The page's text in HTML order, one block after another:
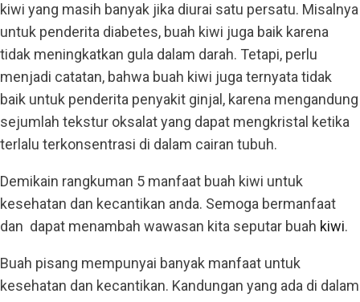
kiwi yang masih banyak jika diurai satu persatu. Misalnya
untuk penderita diabetes, buah kiwi juga baik karena
tidak meningkatkan gula dalam darah. Tetapi, perlu
menjadi catatan, bahwa buah kiwi juga ternyata tidak
baik untuk penderita penyakit ginjal, karena mengandung
sejumlah tekstur oksalat yang dapat mengkristal ketika
terlalu terkonsentrasi di dalam cairan tubuh.
Demikain rangkuman 5 manfaat buah kiwi untuk
kesehatan dan kecantikan anda. Semoga bermanfaat
dan dapat menambah wawasan kita seputar buah kiwi.
Buah pisang mempunyai banyak manfaat untuk
kesehatan dan kecantikan. Kandungan yang ada di dalam